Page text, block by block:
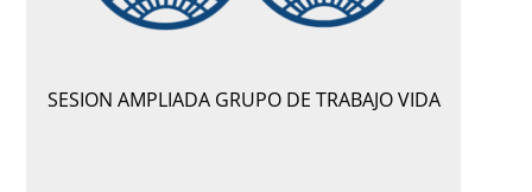
SESION AMPLIADA GRUPO DE TRABAJO VIDA